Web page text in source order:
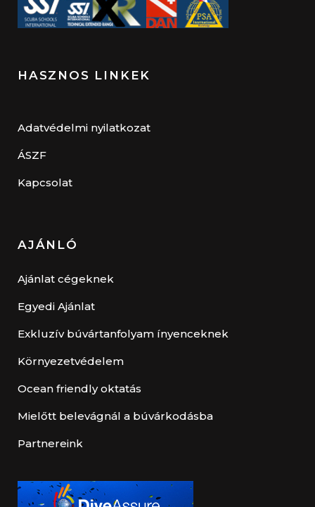
HASZNOS LINKEK
Adatvédelmi nyilatkozat
ÁSZF
Kapcsolat
AJÁNLÓ
Ajánlat cégeknek
Egyedi Ajánlat
Exkluzív búvártanfolyam ínyenceknek
Környezetvédelem
Ocean friendly oktatás
Mielőtt belevágnál a búvárkodásba
Partnereink